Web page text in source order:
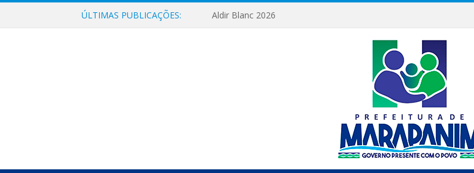
ÚLTIMAS PUBLICAÇÕES: Aldir Blanc 2026